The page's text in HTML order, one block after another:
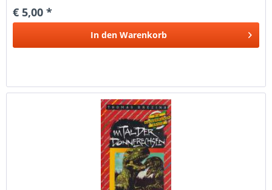
€ 5,00 *
In den Warenkorb